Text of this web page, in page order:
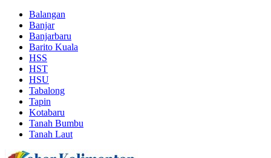
Balangan
Banjar
Banjarbaru
Barito Kuala
HSS
HST
HSU
Tabalong
Tapin
Kotabaru
Tanah Bumbu
Tanah Laut